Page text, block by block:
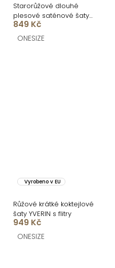
Starorůžové dlouhé
plesové saténové šaty
ZAYVIX
849 Kč
ONESIZE
Vyrobeno v EU
Růžové krátké koktejlové
šaty YVERIN s flitry
949 Kč
ONESIZE